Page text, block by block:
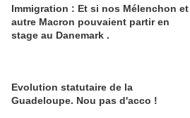
Immigration : Et si nos Mélenchon et
autre Macron pouvaient partir en
stage au Danemark .
Evolution statutaire de la
Guadeloupe. Nou pas d'acco !